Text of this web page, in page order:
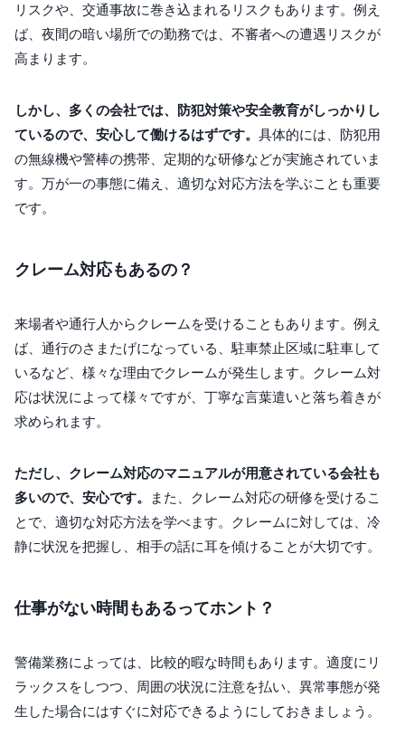
リスクや、交通事故に巻き込まれるリスクもあります。例え
ば、夜間の暗い場所での勤務では、不審者への遭遇リスクが
高まります。
しかし、多くの会社では、防犯対策や安全教育がしっかりし
ているので、安心して働けるはずです。 具体的には、防犯用
の無線機や警棒の携帯、定期的な研修などが実施されていま
す。万が一の事態に備え、適切な対応方法を学ぶことも重要
です。
クレーム対応もあるの？
来場者や通行人からクレームを受けることもあります。例え
ば、通行のさまたげになっている、駐車禁止区域に駐車して
いるなど、様々な理由でクレームが発生します。クレーム対
応は状況によって様々ですが、丁寧な言葉遣いと落ち着きが
求められます。
ただし、クレーム対応のマニュアルが用意されている会社も
多いので、安心です。
また、クレーム対応の研修を受けるこ
とで、適切な対応方法を学べます。クレームに対しては、冷
静に状況を把握し、相手の話に耳を傾けることが大切です。
仕事がない時間もあるってホント？
警備業務によっては、比較的暇な時間もあります。適度にリ
ラックスをしつつ、周囲の状況に注意を払い、異常事態が発
生した場合にはすぐに対応できるようにしておきましょう。